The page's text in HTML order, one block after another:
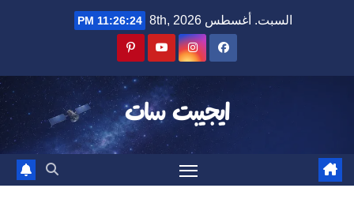
السبت. أغسطس 8th, 2026 11:26:24 PM
ايجيبت سات